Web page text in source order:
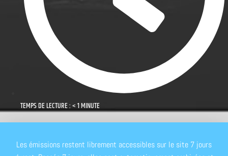
TEMPS DE LECTURE : < 1 MINUTE
Les émissions restent librement accessibles sur le site 7 jours